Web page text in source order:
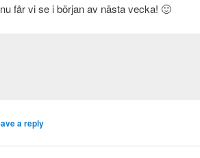
får vi se i början av nästa vecka! 🙂
a reply